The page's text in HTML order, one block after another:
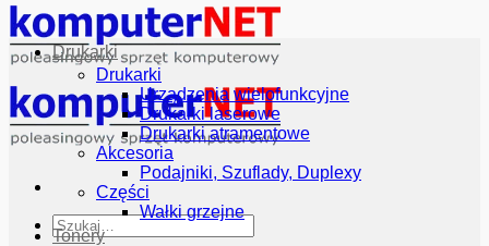
Szukaj:
Drukarki
Drukarki
Urządzenia wielofunkcyjne
Drukarki laserowe
Drukarki atramentowe
Akcesoria
Podajniki, Szuflady, Duplexy
Części
Wałki grzejne
Tonery